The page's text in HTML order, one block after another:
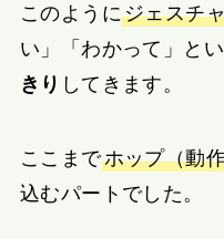
このようにジェスチ
い」「わかって」と
きり してきます。
ここまでホップ（動
込むパートでした。